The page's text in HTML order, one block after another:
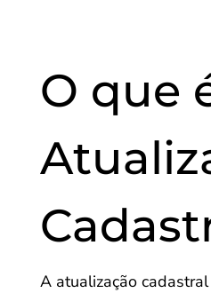
O que
A atualização